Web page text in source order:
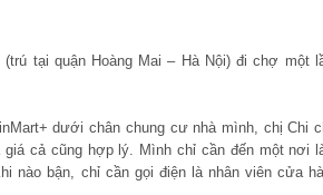
tại quận Hoàng Mai – Hà Nội) đi chợ một
dưới chân chung cư nhà mình, chị Chi
cả cũng hợp lý. Mình chỉ cần đến một nơi
nào bận, chỉ cần gọi điện là nhân viên cửa